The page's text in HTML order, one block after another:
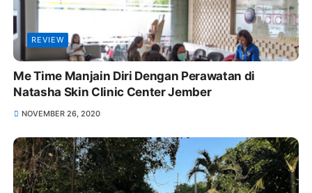
REVIEW
Me Time Manjain Diri Dengan Perawatan di
Natasha Skin Clinic Center Jember
NOVEMBER 26, 2020